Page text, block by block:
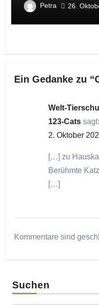
Petra 26.
Ein Gedanke zu
Welt-
123-Cats sagt:
2. Oktober
[…] zu
Berühmte
[…]
Kommentare sind
Suchen